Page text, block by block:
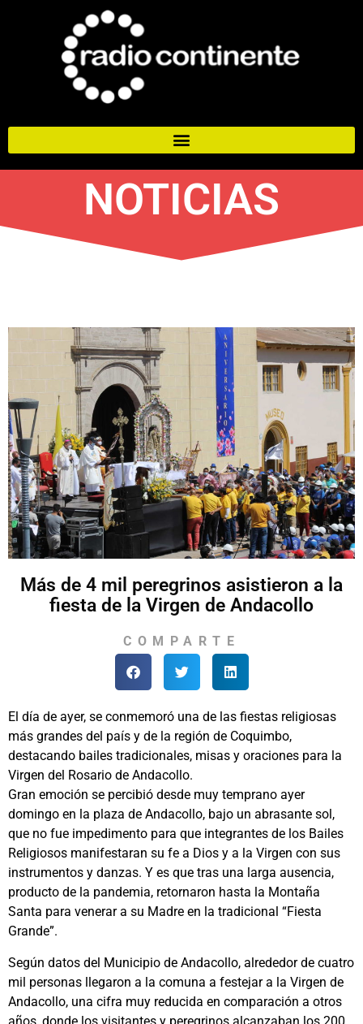
NOTICIAS
Más de 4 mil peregrinos asistieron a la
fiesta de la Virgen de Andacollo
COMPARTE
El día de ayer, se conmemoró una de las fiestas religiosas
más grandes del país y de la región de Coquimbo,
destacando bailes tradicionales, misas y oraciones para la
Virgen del Rosario de Andacollo.
Gran emoción se percibió desde muy temprano ayer
domingo en la plaza de Andacollo, bajo un abrasante sol,
que no fue impedimento para que integrantes de los Bailes
Religiosos manifestaran su fe a Dios y a la Virgen con sus
instrumentos y danzas. Y es que tras una larga ausencia,
producto de la pandemia, retornaron hasta la Montaña
Santa para venerar a su Madre en la tradicional “Fiesta
Grande”.
Según datos del Municipio de Andacollo, alrededor de cuatro
mil personas llegaron a la comuna a festejar a la Virgen de
Andacollo, una cifra muy reducida en comparación a otros
años, donde los visitantes y peregrinos alcanzaban los 200